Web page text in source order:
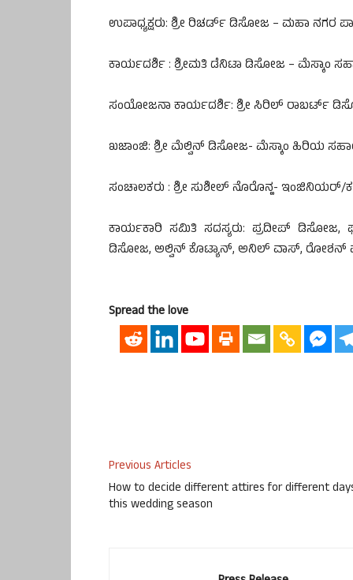
ಉಪಾಧ್ಯಕ್ಷರು: ಶ್ರೀ ರಿಚರ್ಡ್ ಡಿಸೋಜ – ಮಹಾ
ಕಾರ್ಯದರ್ಶಿ : ಶ್ರೀಮತಿ ಡೆನಿಟಾ ಡಿಸೋಜ – ಮೆಸ್ಕಾಂ
ಸಂಯೋಜನಾ ಕಾರ್ಯದರ್ಶಿ: ಶ್ರೀ ಸಿರಿಲ್ ರಾಬರ್ಟ್
ಖಜಾಂಜಿ: ಶ್ರೀ ಮೆಲ್ವಿನ್ ಡಿಸೋಜ- ಮೆಸ್ಕಾಂ ಹಿರಿಯ
ಸಂಚಾಲಕರು : ಶ್ರೀ ಸುಶೀಲ್ ನೊರೊನ್ಹ- ಇಂಜಿನಿಯರ್/
ಕಾರ್ಯಕಾರಿ ಸಮಿತಿ ಸದಸ್ಯರು: ಪ್ರದೀಪ್
ಡಿಸೋಜ, ಅಲ್ವಿನ್ ಕೊಟ್ಯಾನ್, ಅನಿಲ್ ವಾಸ್, ರೋಶನ್
Spread the love
Previous Articles
How to decide different attires for different
this wedding season